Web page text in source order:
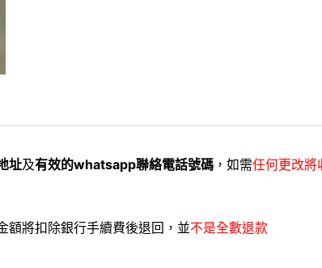
址及有效的whatsapp聯絡電話號碼 ，如需任何更改將
額將扣除銀行手續費後退回，並不是全數退款